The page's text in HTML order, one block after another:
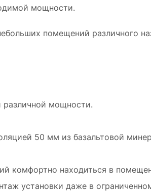
мощности.
помещений различного
различной мощности.
50 мм из базальтовой
комфортно находиться в
установки даже в